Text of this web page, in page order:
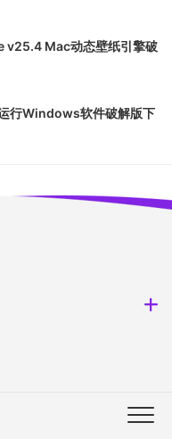
Mac动态壁纸引擎破
行Windows软件破解版下